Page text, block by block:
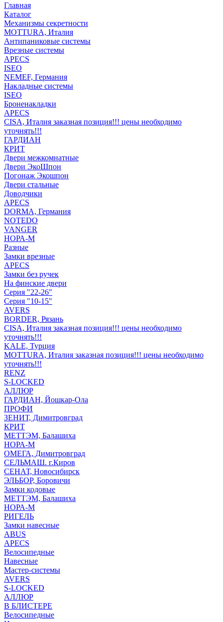
Главная
Каталог
Механизмы секретности
MOTTURA, Италия
Антипаниковые системы
Врезные системы
APECS
ISEO
NEMEF, Германия
Накладные системы
ISEO
Броненакладки
APECS
CISA, Италия заказная позиция!!! цены необходимо
уточнять!!!
ГАРДИАН
КРИТ
Двери межкомнатные
Двери ЭкоШпон
Погонаж Экошпон
Двери стальные
Доводчики
APECS
DORMA, Германия
NOTEDO
VANGER
НОРА-М
Разные
Замки врезные
APECS
Замки без ручек
На финские двери
Серия "22-26"
Серия "10-15"
AVERS
BORDER, Рязань
CISA, Италия заказная позиция!!! цены необходимо
уточнять!!!
KALE, Турция
MOTTURA, Италия заказная позиция!!! цены необходимо
уточнять!!!
RENZ
S-LOCKED
АЛЛЮР
ГАРДИАН, Йошкар-Ола
ПРОФИ
ЗЕНИТ, Димитровград
КРИТ
МЕТТЭМ, Балашиха
НОРА-М
ОМЕГА, Димитровград
СЕЛЬМАШ. г.Киров
СЕНАТ, Новосибирск
ЭЛЬБОР, Боровичи
Замки кодовые
МЕТТЭМ, Балашиха
НОРА-М
РИГЕЛЬ
Замки навесные
ABUS
APECS
Велосипедные
Навесные
Мастер-системы
AVERS
S-LOCKED
АЛЛЮР
В БЛИСТЕРЕ
Велосипедные